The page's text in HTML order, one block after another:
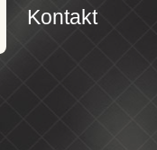
Kontakt